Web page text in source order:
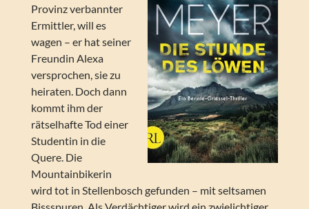
Provinz verbannter
Ermittler, will es
wagen – er hat seiner
Freundin Alexa
versprochen, sie zu
heiraten. Doch dann
kommt ihm der
rätselhafte Tod einer
Studentin in die
Quere. Die
Mountainbikerin
wird tot in Stellenbosch gefunden – mit seltsamen